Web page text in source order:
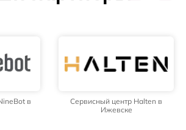
в
Сервисный центр Halten в
Ижевске